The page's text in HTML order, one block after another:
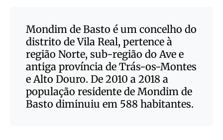
Mondim de Basto é um concelho do
distrito de Vila Real, pertence à
região Norte, sub-região do Ave e
antiga província de Trás-os-Montes
e Alto Douro. De 2010 a 2018 a
população residente de Mondim de
Basto diminuiu em 588 habitantes.